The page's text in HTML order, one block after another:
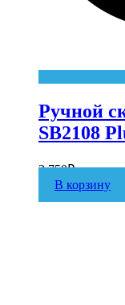
Ручной
SB2108
3 750₽
В корзину